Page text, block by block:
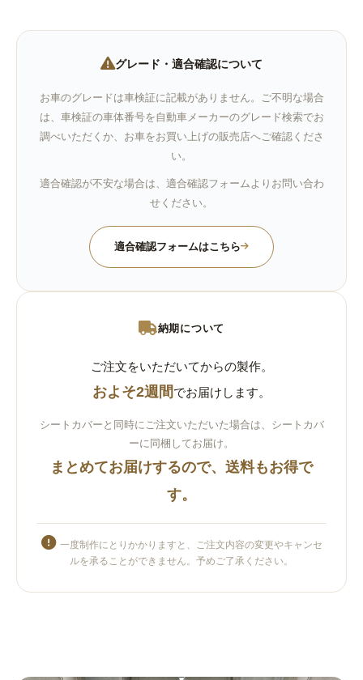
グレード・適合確認について
お車のグレードは車検証に記載がありません。ご不明な場合
は、車検証の車体番号を自動車メーカーのグレード検索でお
調べいただくか、お車をお買い上げの販売店へご確認くださ
い。
適合確認が不安な場合は、適合確認フォームよりお問い合わ
せください。
適合確認フォームはこちら
納期について
ご注文をいただいてからの製作。
およそ2週間でお届けします。
シートカバーと同時にご注文いただいた場合は、シートカバ
ーに同梱してお届け。
まとめてお届けするので、送料もお得で
す。
一度制作にとりかかりますと、ご注文内容の変更やキャンセ
ルを承ることができません。予めご了承ください。